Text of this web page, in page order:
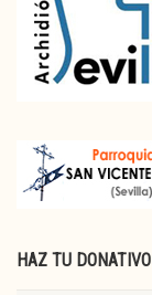
HAZ TU DONATIVO